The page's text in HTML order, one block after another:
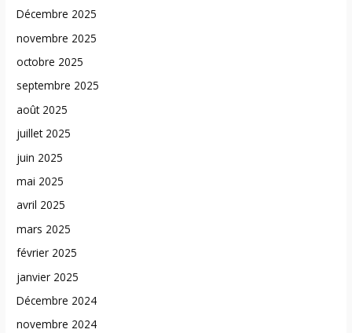
Décembre 2025
novembre 2025
octobre 2025
septembre 2025
août 2025
juillet 2025
juin 2025
mai 2025
avril 2025
mars 2025
février 2025
janvier 2025
Décembre 2024
novembre 2024